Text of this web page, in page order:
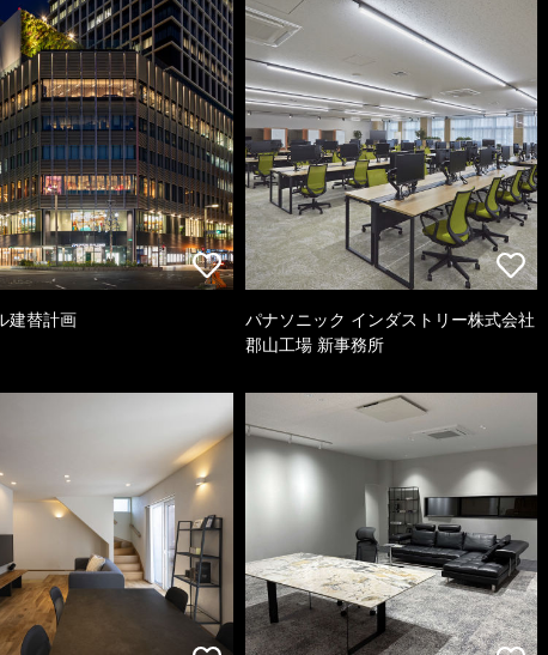
建替計画
パナソニック インダストリー株式会社
郡山工場 新事務所